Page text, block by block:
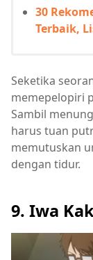
30
Terbaik,
Seketika
memepelopiri
Sambil
harus tuan
memutuskan
dengan tidur.
9. Iwa